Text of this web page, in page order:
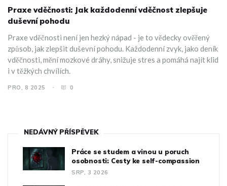
Praxe vděčnosti: Jak každodenní vděčnost zlepšuje
duševní pohodu
Praxe vděčnosti není jen hezký nápad - je to vědecky ověřený
způsob, jak zlepšit duševní pohodu. Každodenní zvyk, jako deník
vděčnosti, mění mozkové dráhy, snižuje stres a pomáhá najít klid
i v těžkých chvílích.
PRO, 8 2025 0
NEDÁVNÝ PŘÍSPĚVEK
Práce se studem a vinou u poruch
osobnosti: Cesty ke self-compassion
SRP, 3 2026